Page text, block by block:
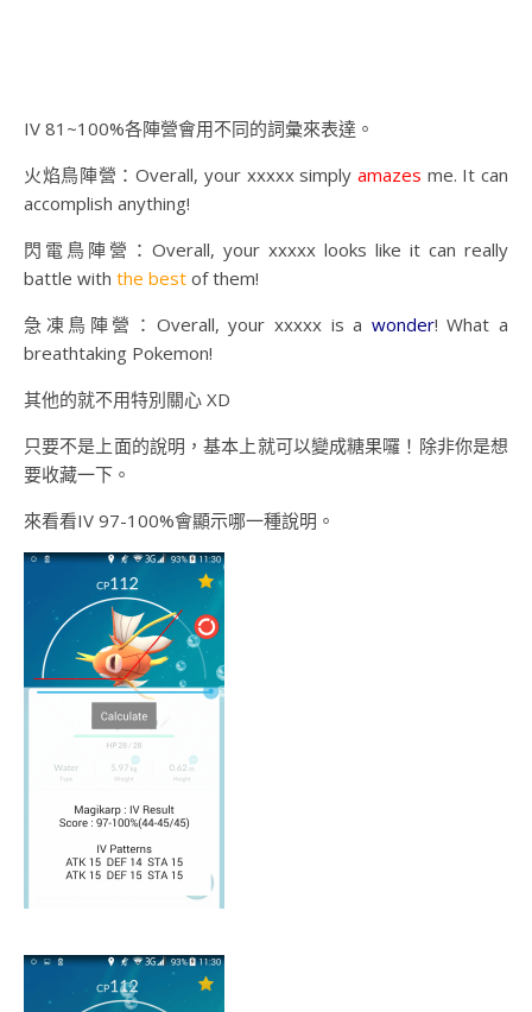
IV 81~100%各陣營會用不同的詞彙來表達。
火焰鳥陣營：Overall, your xxxxx simply amazes me. It can
accomplish anything!
閃電鳥陣營：Overall, your xxxxx looks like it can really
battle with the best of them!
急凍鳥陣營：Overall, your xxxxx is a wonder! What a
breathtaking Pokemon!
其他的就不用特別關心 XD
只要不是上面的說明，基本上就可以變成糖果囉！除非你是想
要收藏一下。
來看看IV 97-100%會顯示哪一種說明。